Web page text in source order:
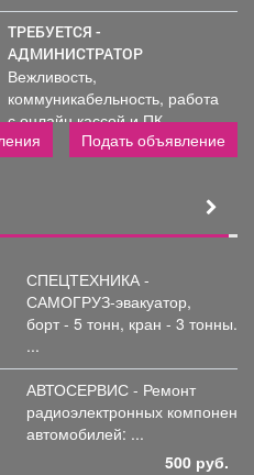
ТРЕБУЕТСЯ -
АДМИНИСТРАТОР
Вежливость,
коммуникабельность, работа
с онлайн кассой и ПК
(программы...Подать объявление
СПЕЦТЕХНИКА -
САМОГРУЗ-эвакуатор,
борт - 5 тонн, кран - 3 тонны.
...
АВТОСЕРВИС - Ремонт
радиоэлектронных
автомобилей: ...
500 руб.